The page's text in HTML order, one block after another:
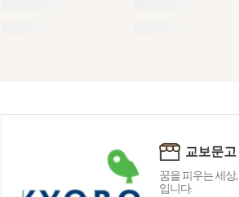
교보문고
꿈을 피우는 세상
입니다.